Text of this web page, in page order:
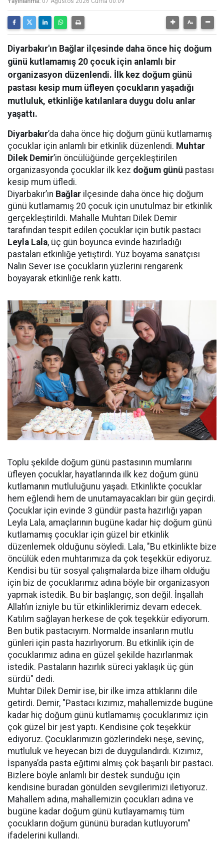
Diyarbakır'ın Bağlar ilçesinde daha önce hiç doğum
günü kutlamamış 20 çocuk için anlamlı bir
organizasyon düzenlendi. İlk kez doğum günü
pastası kesip mum üfleyen çocukların yaşadığı
mutluluk, etkinliğe katılanlara duygu dolu anlar
yaşattı.
Diyarbakır’da daha önce hiç doğum günü kutlamamış
çocuklar için anlamlı bir etkinlik düzenlendi. Muhtar
Dilek Demir’in öncülüğünde gerçekleştirilen
organizasyonda çocuklar ilk kez doğum günü pastası
kesip mum üfledi.
Diyarbakır’ın Bağlar ilçesinde daha önce hiç doğum
günü kutlamamış 20 çocuk için unutulmaz bir etkinlik
gerçekleştirildi. Mahalle Muhtarı Dilek Demir
tarafından tespit edilen çocuklar için butik pastacı
Leyla Lala, üç gün boyunca evinde hazırladığı
pastaları etkinliğe yetiştirdi. Yüz boyama sanatçısı
Nalin Sever ise çocukların yüzlerini rengarenk
boyayarak etkinliğe renk kattı.
Toplu şekilde doğum günü pastasının mumlarını
üfleyen çocuklar, hayatlarında ilk kez doğum günü
kutlamanın mutluluğunu yaşadı. Etkinlikte çocuklar
hem eğlendi hem de unutamayacakları bir gün geçirdi.
Çocuklar için evinde 3 gündür pasta hazırlığı yapan
Leyla Lala, amaçlarının bugüne kadar hiç doğum günü
kutlamamış çocuklar için güzel bir etkinlik
düzenlemek olduğunu söyledi. Lala, "Bu etkinlikte bize
öncülük eden muhtarımıza da çok teşekkür ediyoruz.
Kendisi bu tür sosyal çalışmalarda bize ilham olduğu
için biz de çocuklarımız adına böyle bir organizasyon
yapmak istedik. Bu bir başlangıç, son değil. İnşallah
Allah’ın izniyle bu tür etkinliklerimiz devam edecek.
Katılım sağlayan herkese de çok teşekkür ediyorum.
Ben butik pastacıyım. Normalde insanların mutlu
günleri için pasta hazırlıyorum. Bu etkinlik için de
çocuklarımız adına en güzel şekilde hazırlanmak
istedik. Pastaların hazırlık süreci yaklaşık üç gün
sürdü" dedi.
Muhtar Dilek Demir ise, bir ilke imza attıklarını dile
getirdi. Demir, "Pastacı kızımız, mahallemizde bugüne
kadar hiç doğum günü kutlamamış çocuklarımız için
çok güzel bir jest yaptı. Kendisine çok teşekkür
ediyoruz. Çocuklarımızın gözlerindeki neşe, sevinç,
mutluluk ve heyecan bizi de duygulandırdı. Kızımız,
İspanya’da pasta eğitimi almış çok başarılı bir pastacı.
Bizlere böyle anlamlı bir destek sunduğu için
kendisine buradan gönülden sevgilerimizi iletiyoruz.
Mahallem adına, mahallemizin çocukları adına ve
bugüne kadar doğum günü kutlayamamış tüm
çocukların doğum gününü buradan kutluyorum"
ifadelerini kullandı.